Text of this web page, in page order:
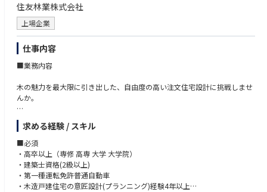
住友林業株式会社
上場企業
仕事内容
■業務内容
木の魅力を最大限に引き出した、自由度の高い注文住宅設計に挑戦しませ
んか。
お客様への提案段階（基本設計）から着工前の実施設計まで、一貫してご
担当いただきます。
ビッグフレーム構法をはじめとした独自技術により、高い設計自由度 ×
上質な木質空間を両立できるのが大きな特徴です。
■業務詳細
求める経験 / スキル
■必須
・高卒以上（専修 高専 大学 大学院）
・建築士資格(2級以上)
・第一種運転免許普通自動車
・木造戸建住宅の意匠設計(プランニング)経験4年以上